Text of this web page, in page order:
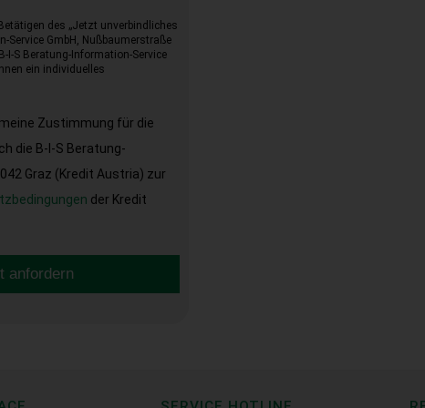
des „Jetzt unverbindliches
Service GmbH, Nußbaumerstraße
I-S Beratung-Information-Service
ein individuelles
Zustimmung für die
die B-I-S Beratung-
Graz (Kredit Austria) zur
der Kredit
anfordern